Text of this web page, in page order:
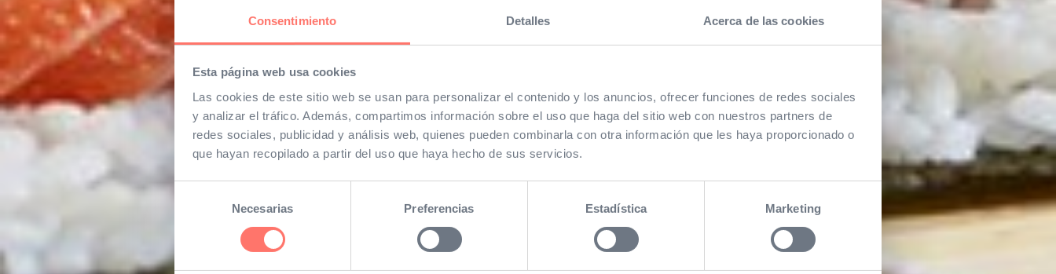
Consentimiento Detalles Acerca de las cookies
Esta página web usa cookies
Las cookies de este sitio web se usan para personalizar el contenido y los anuncios, ofrecer funciones de redes sociales
y analizar el tráfico. Además, compartimos información sobre el uso que haga del sitio web con nuestros partners de
redes sociales, publicidad y análisis web, quienes pueden combinarla con otra información que les haya proporcionado o
que hayan recopilado a partir del uso que haya hecho de sus servicios.
consentimiento
Necesarias Preferencias Estadística Marketing